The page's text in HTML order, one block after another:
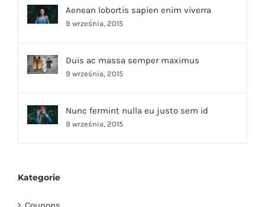
Aenean lobortis sapien enim viverra
9 września, 2015
Duis ac massa semper maximus
9 września, 2015
Nunc fermint nulla eu justo sem id
9 września, 2015
Kategorie